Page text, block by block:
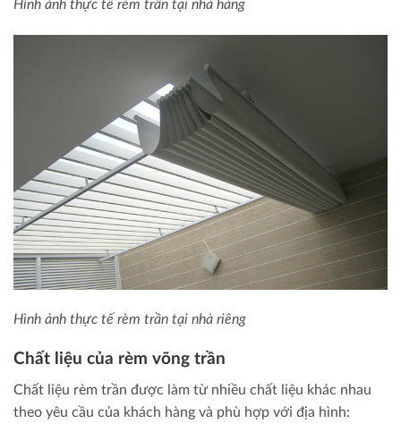
Hình ảnh thực tế rèm trần tại nhà hàng
Hình ảnh thực tế rèm trần tại nhà riêng
Chất liệu của rèm võng trần
Chất liệu rèm trần được làm từ nhiều chất liệu khác nhau
theo yêu cầu của khách hàng và phù hợp với địa hình: